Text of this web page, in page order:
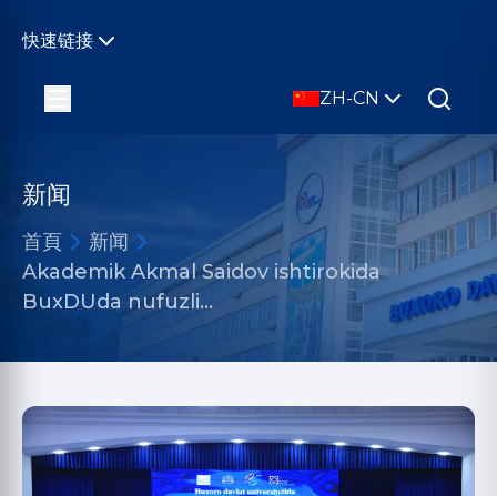
快速链接
ZH-CN
新闻
首頁
新闻
Akademik Akmal Saidov ishtirokida
BuxDUda nufuzli…